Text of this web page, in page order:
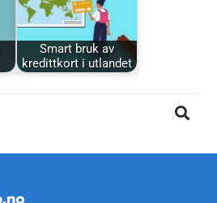
Smart bruk av
kredittkort i utlandet